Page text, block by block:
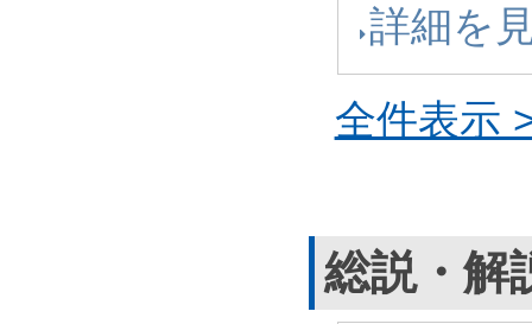
詳細を
全件表示
総説・解